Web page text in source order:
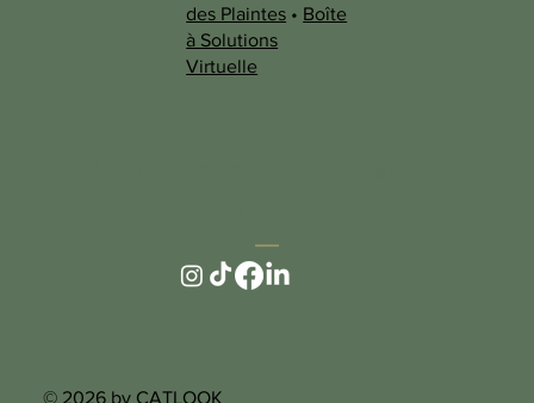
© 2026 by CATLOOK
des Plaintes • Boîte
à Solutions
Virtuelle